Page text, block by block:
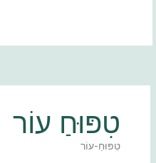
טִפּוּחַ עוֹר
טִפּוּחַ-עוֹר